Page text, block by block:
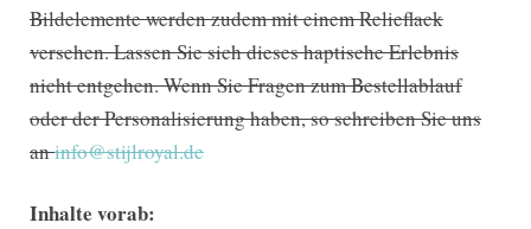
Bildelemente werden zudem mit einem Relieflack
versehen. Lassen Sie sich dieses haptische Erlebnis
nicht entgehen. Wenn Sie Fragen zum Bestellablauf
oder der Personalisierung haben, so schreiben Sie uns
aninfo@stijlroyal.de
Inhalte vorab: